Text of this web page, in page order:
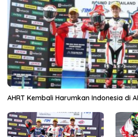
AHRT Kembali Harumkan Indonesia di